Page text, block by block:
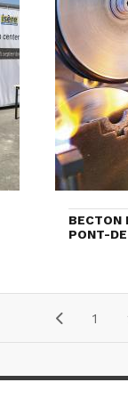
BECTON
PONT-
1